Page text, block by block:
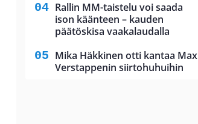
Rallin MM-taistelu voi saada
ison käänteen – kauden
päätöskisa vaakalaudalla
Mika Häkkinen otti kantaa Max
Verstappenin siirtohuhuihin